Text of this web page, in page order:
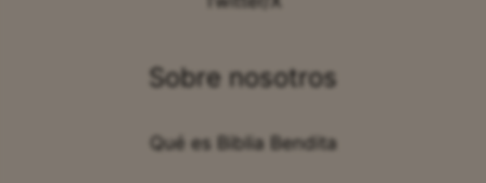
Sobre nosotros
Qué es Biblia Bendita